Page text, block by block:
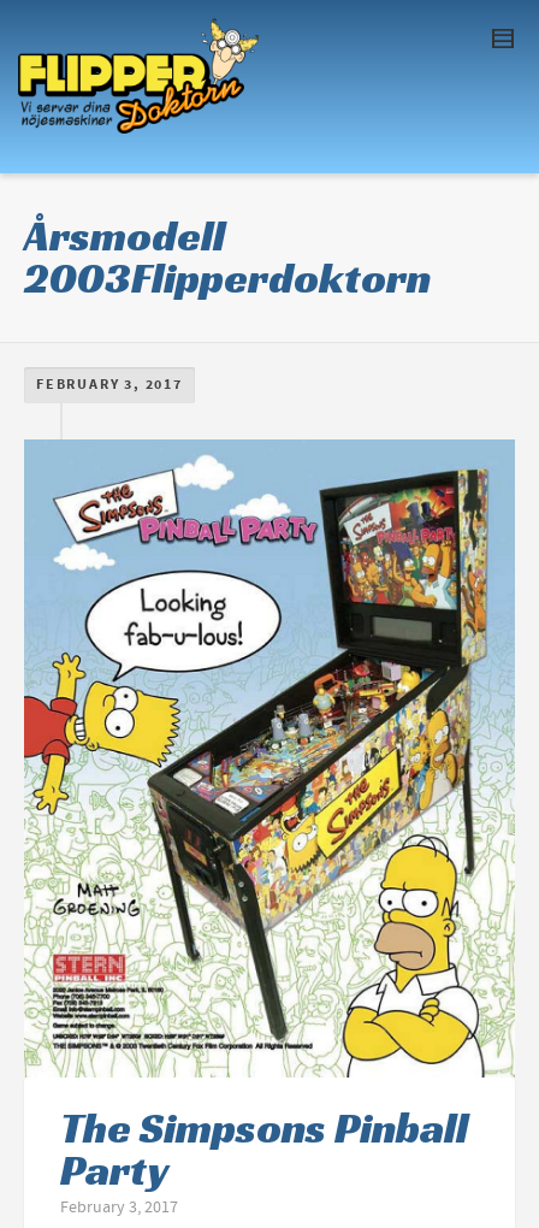
product
. Show
me thecolour
Årsmodell
2003Flipperdoktorn
FEBRUARY 3, 2017
The Simpsons Pinball
Party
February 3, 2017